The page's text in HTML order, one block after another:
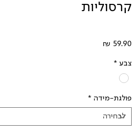
קרסוליות
צבע *
פולגת-מידה *